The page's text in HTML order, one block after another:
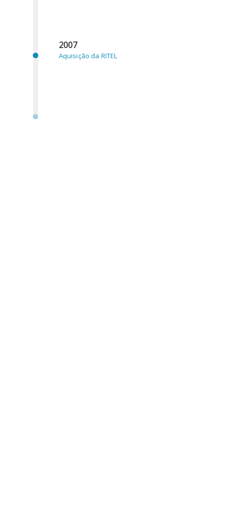
2007
Aquisição da RITEL